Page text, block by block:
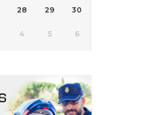
28 29 30
4 5 6